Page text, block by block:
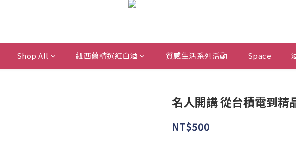
Shop All 紐西蘭精選紅白酒 質感生活系列活動 Space
名人開講 從台積電到精
NT$500